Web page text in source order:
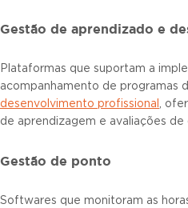
Gestão de aprendizado e
Plataformas que suportam a
acompanhamento de programas
desenvolvimento profissional ,
de aprendizagem e avaliações de
Gestão de ponto
Softwares que monitoram as